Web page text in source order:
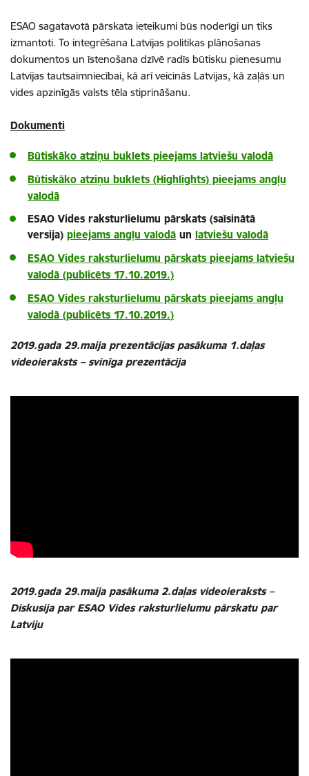
ESAO sagatavotā pārskata ieteikumi būs noderīgi un tiks
izmantoti. To integrēšana Latvijas politikas plānošanas
dokumentos un īstenošana dzīvē radīs būtisku pienesumu
Latvijas tautsaimniecībai, kā arī veicinās Latvijas, kā zaļās un
vides apzinīgās valsts tēla stiprināšanu.
Dokumenti
Būtiskāko atziņu buklets pieejams latviešu valodā
Būtiskāko atziņu buklets (Highlights) pieejams angļu
valodā
ESAO Vides raksturlielumu pārskats (saīsinātā
versija) pieejams angļu valodā un latviešu valodā
ESAO Vides raksturlielumu pārskats pieejams latviešu
valodā (publicēts 17.10.2019.)
ESAO Vides raksturlielumu pārskats pieejams angļu
valodā (publicēts 17.10.2019.)
2019.gada 29.maija prezentācijas pasākuma 1.daļas
videoieraksts – svinīga prezentācija
2019.gada 29.maija pasākuma 2.daļas videoieraksts –
Diskusija par ESAO Vides raksturlielumu pārskatu par
Latviju